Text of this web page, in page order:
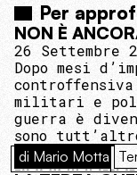
Per
NON È
26 Settembre
Dopo mesi
militari e
guerra è
sono
di Mario Motta